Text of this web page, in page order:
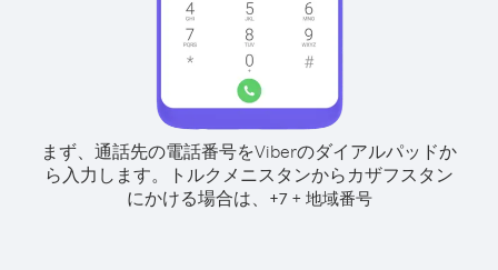
まず、通話先の電話番号をViberのダイアルパッドか
ら入力します。
トルクメニスタンからカザフスタン
にかける場合は、
+7+ 地域番号